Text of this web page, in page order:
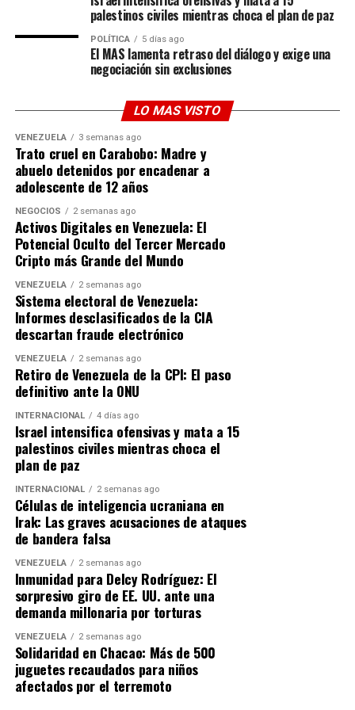
para lanzar críticas hacia los legisladores por las trabas
en la aprobación del presupuesto militar.
El gobernante justificó estos flujos económicos
comparando la dinámica actual con los elevados costes
que Estados Unidos ha asumido históricamente en
conflictos internacionales. Según su perspectiva, el país
norteamericano ha pagado varias veces el precio de esas
intervenciones pasadas, sugiriendo que este nuevo
esquema financiero representa una retribución
estratégica. Además, adelantó que un modelo similar de
captación de recursos podría aplicarse próximamente
en otros escenarios globales como Irán.
Aunque no se ofrecieron detalles
sobre las cuentas receptoras ni sobre los mecanismos
legales exactos mediante los cuales se están
transfiriendo estos montos, las declaraciones reafirman
el giro en las relaciones bilaterales. Trump concluyó
enfatizando que, hoy en día, Washington mantiene «una
muy buena relación con Venezuela», marcando un
precedente definitivo en las dinámicas políticas de la
región.
palestinos civiles mientras choca el plan de paz
POLÍTICA 5 días ago
El MAS lamenta retraso del diálogo y exige una
negociación sin exclusiones
LO MAS VISTO
VENEZUELA 3 semanas ago
Trato cruel en Carabobo: Madre y
abuelo detenidos por encadenar a
adolescente de 12 años
NEGOCIOS 2 semanas ago
Activos Digitales en Venezuela: El
Potencial Oculto del Tercer Mercado
Cripto más Grande del Mundo
VENEZUELA 2 semanas ago
Sistema electoral de Venezuela:
Informes desclasificados de la CIA
descartan fraude electrónico
VENEZUELA 2 semanas ago
Retiro de Venezuela de la CPI: El paso
definitivo ante la ONU
INTERNACIONAL 4 días ago
Israel intensifica ofensivas y mata a 15
palestinos civiles mientras choca el
plan de paz
INTERNACIONAL 2 semanas ago
Células de inteligencia ucraniana en
Irak: Las graves acusaciones de ataques
de bandera falsa
VENEZUELA 2 semanas ago
Inmunidad para Delcy Rodríguez: El
sorpresivo giro de EE. UU. ante una
demanda millonaria por torturas
VENEZUELA 2 semanas ago
Solidaridad en Chacao: Más de 500
juguetes recaudados para niños
afectados por el terremoto